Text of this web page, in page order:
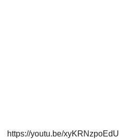
https://youtu.be/xyKRNzpoEdU